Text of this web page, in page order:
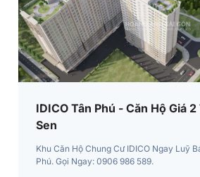
IDICO Tân Phú - Căn Hộ Giá
Sen
Khu Căn Hộ Chung Cư IDICO Ngay Luỹ
Phú. Gọi Ngay: 0906 986 589.